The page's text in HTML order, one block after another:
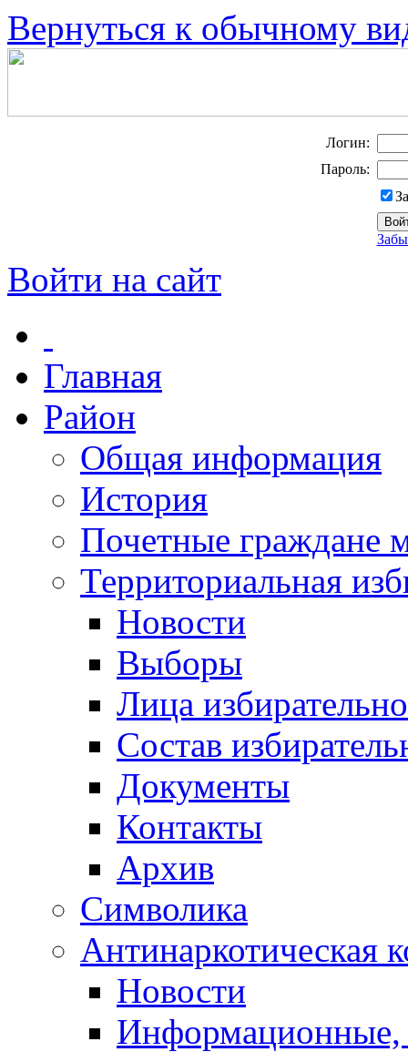
Вернуться к обычному
Логин:
Пароль:
Войти на сайт
Главная
Район
Общая информация
История
Почетные граждане
Территориальная
Новости
Выборы
Лица
Состав
Документы
Контакты
Архив
Символика
Антинаркотическая
Новости
Информационные,